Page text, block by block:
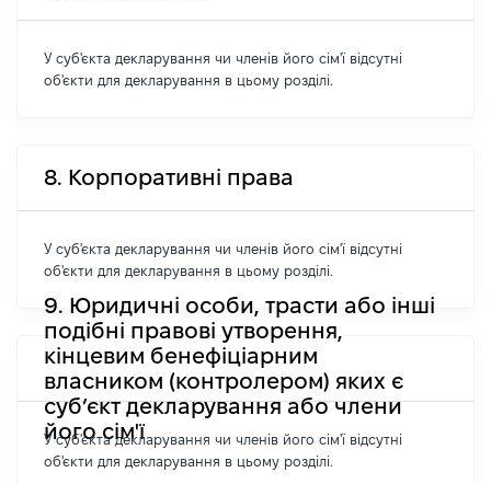
У суб'єкта декларування чи членів його сім'ї відсутні
об'єкти для декларування в цьому розділі.
8. Корпоративні права
У суб'єкта декларування чи членів його сім'ї відсутні
об'єкти для декларування в цьому розділі.
9. Юридичні особи, трасти або інші
подібні правові утворення,
кінцевим бенефіціарним
власником (контролером) яких є
суб’єкт декларування або члени
його сім'ї
У суб'єкта декларування чи членів його сім'ї відсутні
об'єкти для декларування в цьому розділі.